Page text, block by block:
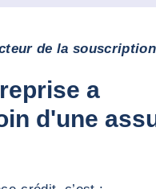
de la
a
d'une